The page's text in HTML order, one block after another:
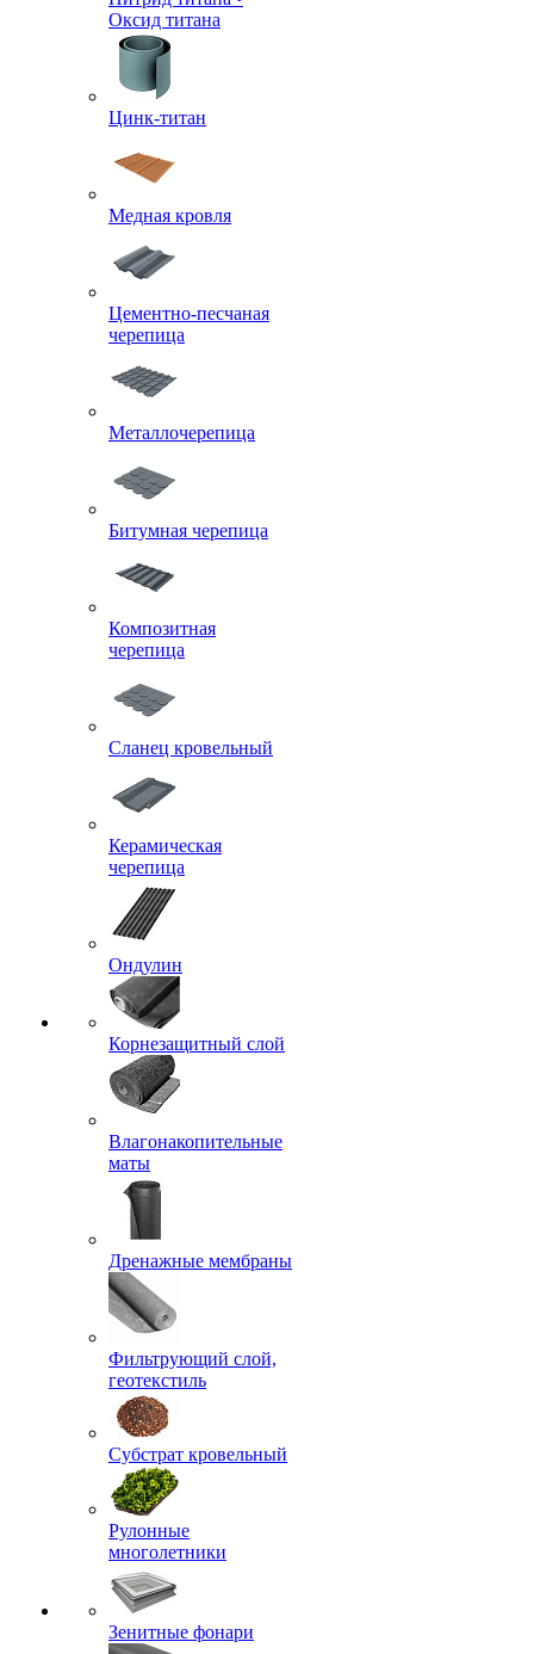
Оксид титана
Цинк-титан
Медная кровля
Цементно-песчаная
черепица
Металлочерепица
Битумная черепица
Композитная
черепица
Сланец кровельный
Керамическая
черепица
Ондулин
Корнезащитный слой
Влагонакопительные
маты
Дренажные мембраны
Фильтрующий слой,
геотекстиль
Субстрат кровельный
Рулонные
многолетники
Зенитные фонари